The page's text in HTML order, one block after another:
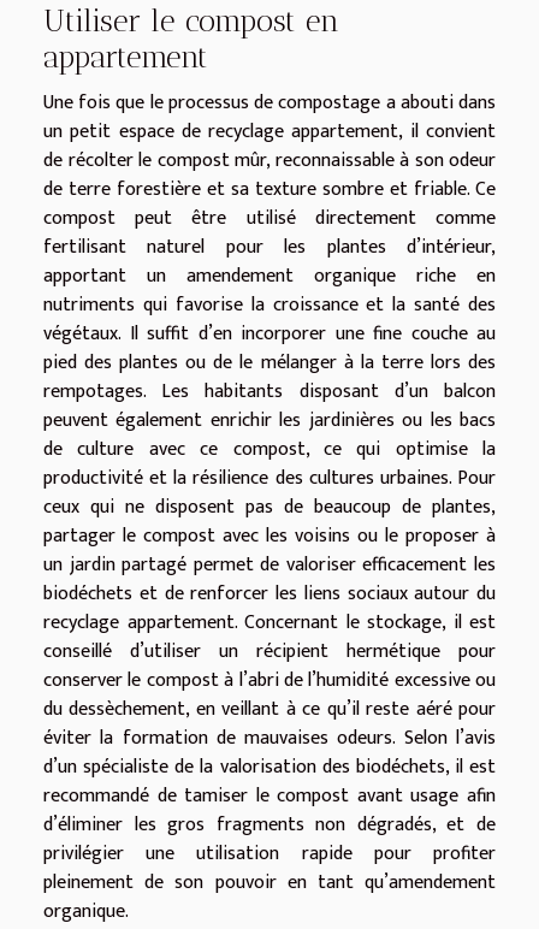
Utiliser le compost en
appartement
Une fois que le processus de compostage a abouti dans
un petit espace de recyclage appartement, il convient
de récolter le compost mûr, reconnaissable à son odeur
de terre forestière et sa texture sombre et friable. Ce
compost peut être utilisé directement comme
fertilisant naturel pour les plantes d’intérieur,
apportant un amendement organique riche en
nutriments qui favorise la croissance et la santé des
végétaux. Il suffit d’en incorporer une fine couche au
pied des plantes ou de le mélanger à la terre lors des
rempotages. Les habitants disposant d’un balcon
peuvent également enrichir les jardinières ou les bacs
de culture avec ce compost, ce qui optimise la
productivité et la résilience des cultures urbaines. Pour
ceux qui ne disposent pas de beaucoup de plantes,
partager le compost avec les voisins ou le proposer à
un jardin partagé permet de valoriser efficacement les
biodéchets et de renforcer les liens sociaux autour du
recyclage appartement. Concernant le stockage, il est
conseillé d’utiliser un récipient hermétique pour
conserver le compost à l’abri de l’humidité excessive ou
du dessèchement, en veillant à ce qu’il reste aéré pour
éviter la formation de mauvaises odeurs. Selon l’avis
d’un spécialiste de la valorisation des biodéchets, il est
recommandé de tamiser le compost avant usage afin
d’éliminer les gros fragments non dégradés, et de
privilégier une utilisation rapide pour profiter
pleinement de son pouvoir en tant qu’amendement
organique.